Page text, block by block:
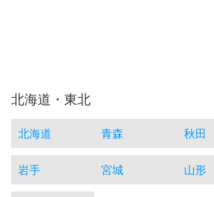
北海道・東北
北海道 青森 秋田
岩手 宮城 山形